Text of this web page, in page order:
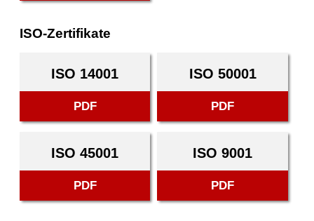
ISO-Zertifikate
ISO 14001
PDF
ISO 50001
PDF
ISO 45001
PDF
ISO 9001
PDF